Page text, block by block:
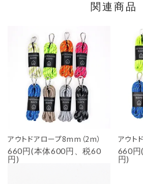
関連商品
アウトドアロープ8mm（2m）
660円(本体600円、税60
円)
アウト
660円
円)